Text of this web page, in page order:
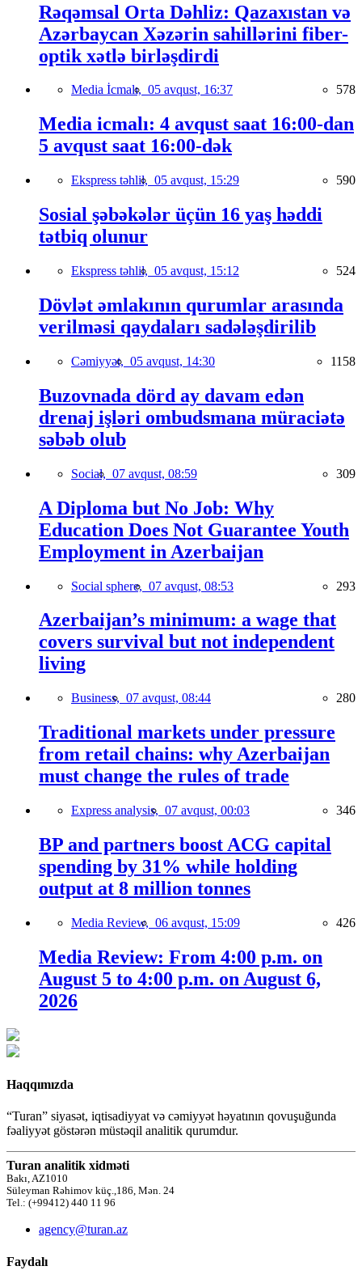
Rəqəmsal Orta Dəhliz: Qazaxıstan və
Azərbaycan Xəzərin sahillərini fiber-
optik xətlə birləşdirdi
Media İcmalı, 05 avqust, 16:37 578
Media icmalı: 4 avqust saat 16:00-dan
5 avqust saat 16:00-dək
Ekspress təhlil, 05 avqust, 15:29 590
Sosial şəbəkələr üçün 16 yaş həddi
tətbiq olunur
Ekspress təhlil, 05 avqust, 15:12 524
Dövlət əmlakının qurumlar arasında
verilməsi qaydaları sadələşdirilib
Cəmiyyət, 05 avqust, 14:30 1158
Buzovnada dörd ay davam edən
drenaj işləri ombudsmana müraciətə
səbəb olub
Social, 07 avqust, 08:59 309
A Diploma but No Job: Why
Education Does Not Guarantee Youth
Employment in Azerbaijan
Social sphere, 07 avqust, 08:53 293
Azerbaijan’s minimum: a wage that
covers survival but not independent
living
Business, 07 avqust, 08:44 280
Traditional markets under pressure
from retail chains: why Azerbaijan
must change the rules of trade
Express analysis, 07 avqust, 00:03 346
BP and partners boost ACG capital
spending by 31% while holding
output at 8 million tonnes
Media Review, 06 avqust, 15:09 426
Media Review: From 4:00 p.m. on
August 5 to 4:00 p.m. on August 6,
2026
Haqqımızda
“Turan” siyasət, iqtisadiyyat və cəmiyyət həyatının qovuşuğunda
fəaliyyət göstərən müstəqil analitik qurumdur.
Turan analitik xidməti
Bakı, AZ1010
Süleyman Rəhimov küç.,186, Mən. 24
Tel.: (+99412) 440 11 96
agency@turan.az
Faydalı